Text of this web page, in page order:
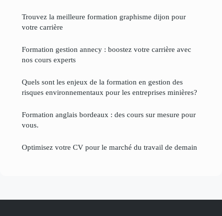
Trouvez la meilleure formation graphisme dijon pour
votre carrière
Formation gestion annecy : boostez votre carrière avec
nos cours experts
Quels sont les enjeux de la formation en gestion des
risques environnementaux pour les entreprises minières?
Formation anglais bordeaux : des cours sur mesure pour
vous.
Optimisez votre CV pour le marché du travail de demain